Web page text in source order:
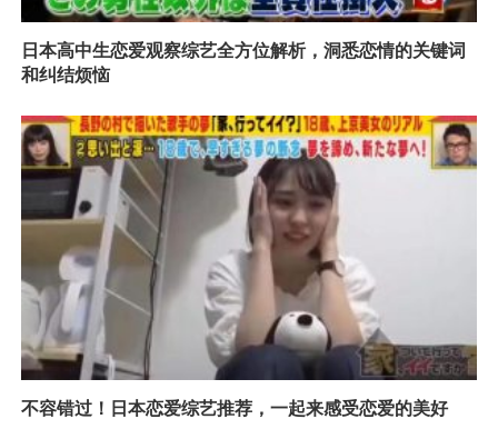
日本高中生恋爱观察综艺全方位解析，洞悉恋情的关键词
和纠结烦恼
不容错过！日本恋爱综艺推荐，一起来感受恋爱的美好